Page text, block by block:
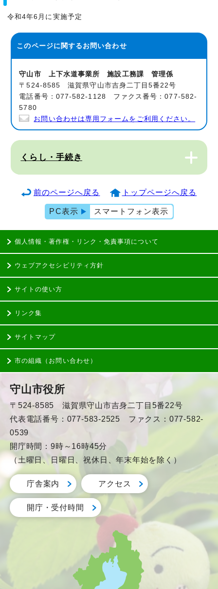
令和4年6月に実施予定
このページに関するお問い合わせ
守山市 上下水道事業所 施設工務課 管理係
〒524-8585 滋賀県守山市吉身二丁目5番22号
電話番号：077-582-1128 ファクス番号：077-582-
5780
お問い合わせは専用フォームをご利用ください。
くらし・手続き
前のページへ戻る トップページへ戻る
PC表示 スマートフォン表示
個人情報・著作権・リンク・免責事項について
ウェブアクセシビリティ方針
サイトの使い方
リンク集
サイトマップ
市の組織（お問い合わせ）
守山市役所
〒524-8585 滋賀県守山市吉身二丁目5番22号
代表電話番号：077-583-2525 ファクス：077-582-
0539
開庁時間：9時～16時45分
（土曜日、日曜日、祝休日、年末年始を除く）
庁舎案内 アクセス
開庁・受付時間